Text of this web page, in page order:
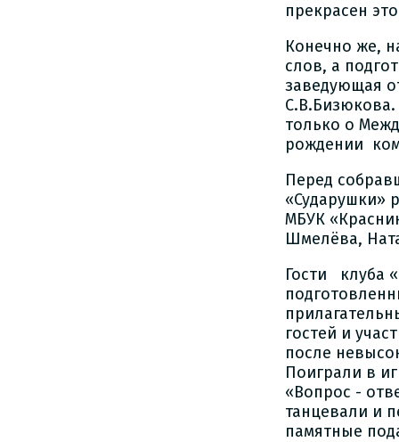
прекрасен
Конечно же,
слов, а
заведующая
только о
рождении
Перед
«Сударушки»
МБУК
Шмелёва,
Гости клуба
гостей и
после
Поиграли в
«Вопрос -
танцевали и
памятные